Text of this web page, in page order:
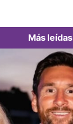
Más leídas